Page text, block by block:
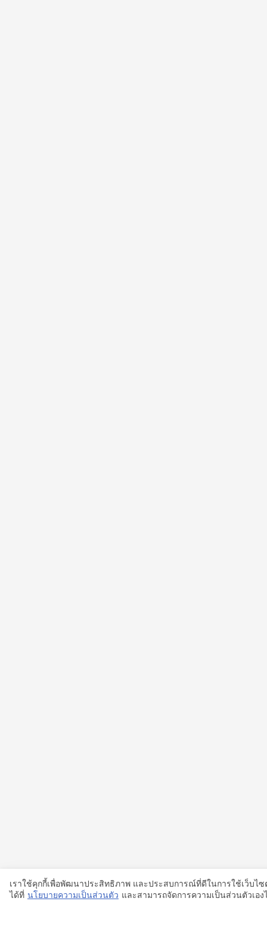
เราใช้คุกกี้เพื่อพัฒนาประสิทธิภาพ และประสบการณ์ที่ดีในการใช้เว็บไ
ได้ที่ นโยบายความเป็นส่วนตัว และสามารถจัดการความเป็นส่วนตัวเอ